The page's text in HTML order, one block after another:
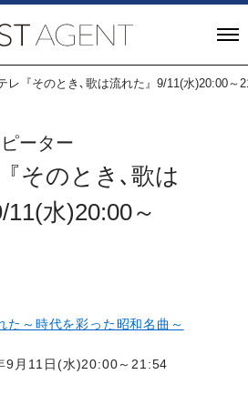
レ『そのとき､歌は流れた』9/11(水)20:00～
ーター
そのとき､歌は
水)20:00～
た～時代を彩った昭和名曲～
9月11日(水)20:00～21:54